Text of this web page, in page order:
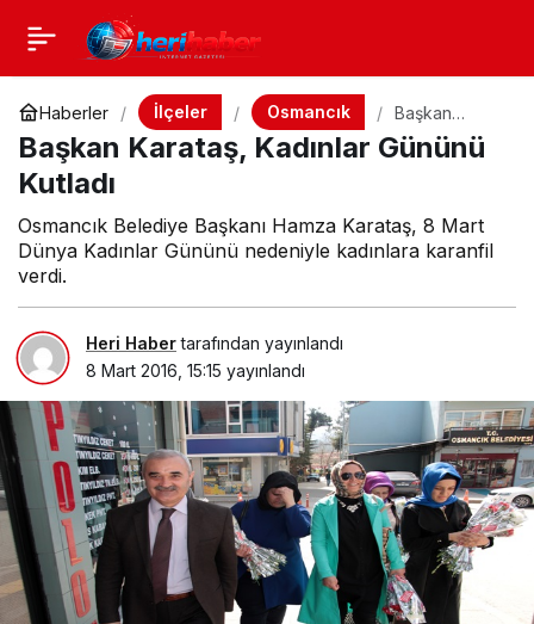
Haberler İlçeler Osmancık
Başkan
Karataş,
Kadınlar
Başkan Karataş, Kadınlar Gününü
Kutladı
Osmancık Belediye Başkanı Hamza Karataş, 8 Mart
Dünya Kadınlar Gününü nedeniyle kadınlara karanfil
verdi.
Heri Habertarafından yayınlandı
8 Mart 2016, 15:15 yayınlandı